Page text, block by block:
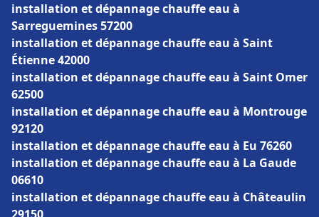
installation et dépannage chauffe eau à
Sarreguemines 57200
installation et dépannage chauffe eau à Saint
Étienne 42000
installation et dépannage chauffe eau à Saint Omer
62500
installation et dépannage chauffe eau à Montrouge
92120
installation et dépannage chauffe eau à Eu 76260
installation et dépannage chauffe eau à La Gaude
06610
installation et dépannage chauffe eau à Châteaulin